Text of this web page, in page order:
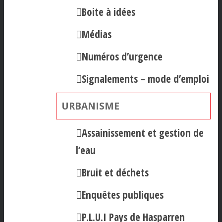
Boite à idées
Médias
Numéros d’urgence
Signalements – mode d’emploi
URBANISME
Assainissement et gestion de
l’eau
Bruit et déchets
Enquêtes publiques
P.L.U.I Pays de Hasparren